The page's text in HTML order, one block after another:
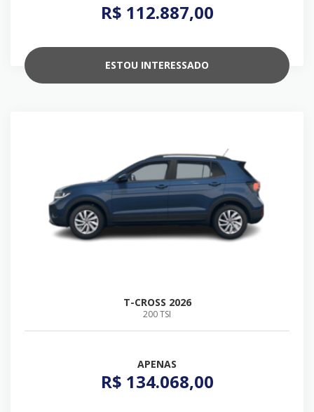
R$ 112.887,00
ESTOU INTERESSADO
T-CROSS 2026
200 TSI
APENAS
R$ 134.068,00